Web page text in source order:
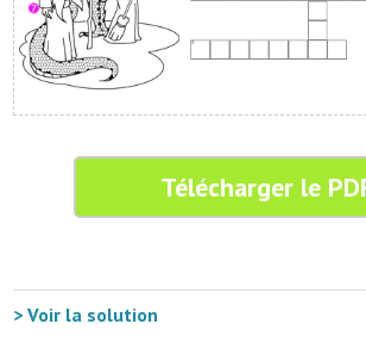
Télécharger le
> Voir la solution